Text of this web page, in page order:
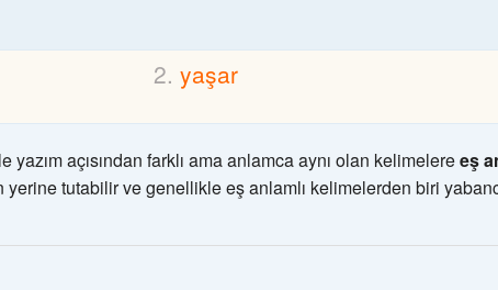
yaşar
yazım açısından farklı ama anlamca aynı olan kelimelereeş
tutabilir ve genellikle eş anlamlı kelimelerden biri